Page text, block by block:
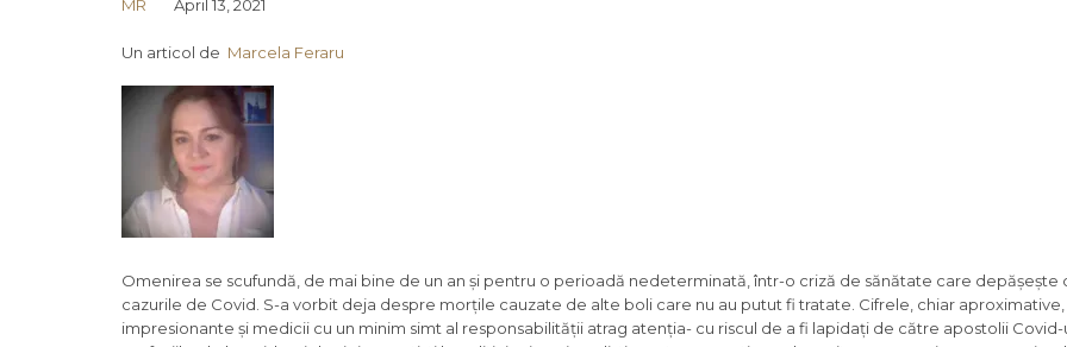
MR April 13, 2021
Un articol de Marcela Feraru
Omenirea se scufundă, de mai bine de un an și pentru o perioadă nedeterminată, într-o criză de sănătate care depășește
cazurile de Covid. S-a vorbit deja despre morțile cauzate de alte boli care nu au putut fi tratate. Cifrele, chiar aproximative,
impresionante și medicii cu un minim simt al responsabilității atrag atenția- cu riscul de a fi lapidați de către apostolii